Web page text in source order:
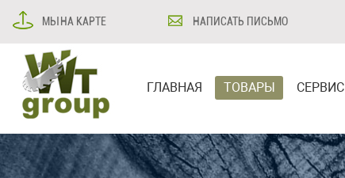
МЫ НА КАРТЕ НАПИСАТЬ ПИСЬМО
ГЛАВНАЯ ТОВАРЫ СЕРВИС